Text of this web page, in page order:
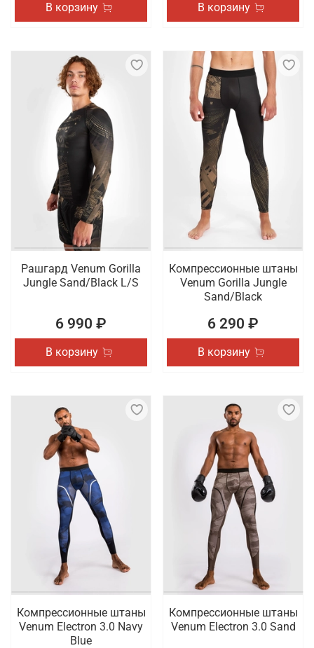
В корзину В корзину
Рашгард Venum Gorilla
Jungle Sand/Black L/S
6 990 ₽
В корзину
Компрессионные штаны
Venum Gorilla Jungle
Sand/Black
6 290 ₽
В корзину
Компрессионные штаны
Venum Electron 3.0 Navy
Blue
Компрессионные штаны
Venum Electron 3.0 Sand